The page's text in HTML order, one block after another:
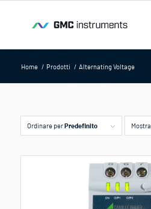
Home / Prodotti / Alternating Voltage
Ordinare perPredefinito